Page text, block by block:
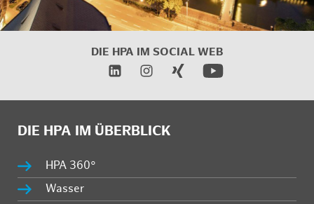
DIE HPA IM SOCIAL WEB
DIE HPA IM ÜBERBLICK
HPA 360°
Wasser